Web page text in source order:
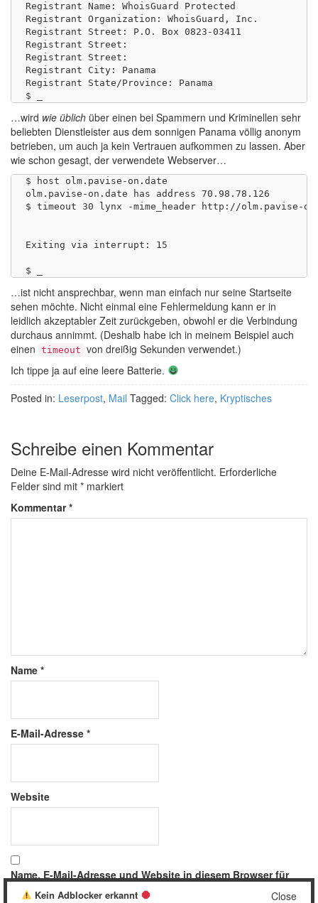
Registrant Name: WhoisGuard Protected
Registrant Organization: WhoisGuard, Inc.
Registrant Street: P.O. Box 0823-03411
Registrant Street:
Registrant Street:
Registrant City: Panama
Registrant State/Province: Panama
…wird wie üblich über einen bei Spammern und Kriminellen sehr
beliebten Dienstleister aus dem sonnigen Panama völlig anonym
betrieben, um auch ja kein Vertrauen aufkommen zu lassen. Aber
wie schon gesagt, der verwendete Webserver…
$ host olm.pavise-on.date
olm.pavise-on.date has address 70.98.78.126
$ timeout 30 lynx -mime_header http://olm.pavise-
Exiting via interrupt: 15
…ist nicht ansprechbar, wenn man einfach nur seine Startseite
sehen möchte. Nicht einmal eine Fehlermeldung kann er in
leidlich akzeptabler Zeit zurückgeben, obwohl er die Verbindung
durchaus annimmt. (Deshalb habe ich in meinem Beispiel auch
einen timeout von dreißig Sekunden verwendet.)
Ich tippe ja auf eine leere Batterie.
Posted in: Leserpost, Mail Tagged: Click here, Kryptisches
Schreibe einen Kommentar
Deine E-Mail-Adresse wird nicht veröffentlicht. Erforderliche
Felder sind mit * markiert
Kommentar*
Name *
E-Mail-Adresse *
Website
Name, E-Mail-Adresse und Website in diesem Browser für
meinen nächsten Kommentar speichern.
Close
Kein Adblocker erkannt